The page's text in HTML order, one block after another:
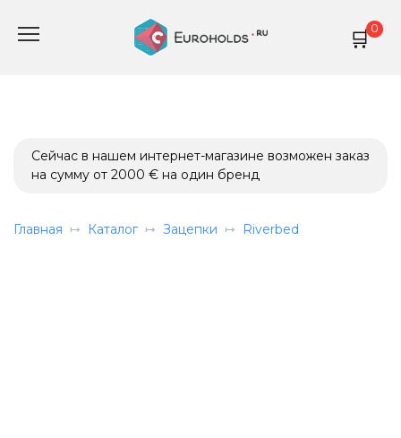
0
Сейчас в нашем интернет-магазине возможен заказ
на сумму от 2000 € на один бренд
Главная Каталог Зацепки Riverbed